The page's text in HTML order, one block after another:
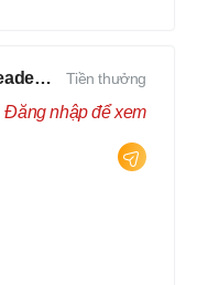
Senior Engineer / Technical Leader - N2 Tiếng Nhật - Lương upto $3000
Tiền thưởng
Đăng nhập để xem